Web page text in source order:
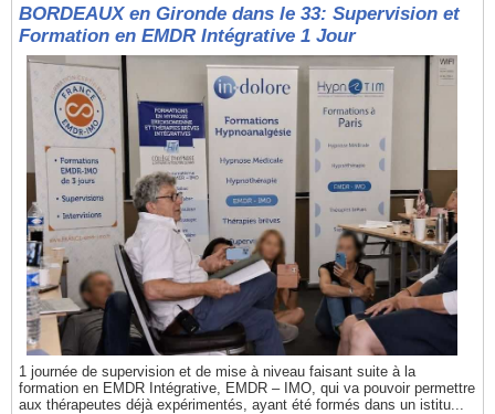
BORDEAUX en Gironde dans le 33: Supervision et
Formation en EMDR Intégrative 1 Jour
1 journée de supervision et de mise à niveau faisant suite à la
formation en EMDR Intégrative, EMDR – IMO, qui va pouvoir permettre
aux thérapeutes déjà expérimentés, ayant été formés dans un istitu...